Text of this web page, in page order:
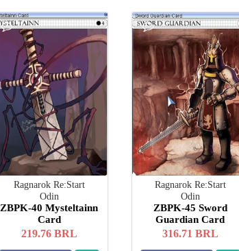
Ragnarok Re:Start
Odin
ZBPK-40 Mysteltainn
Card
219.76 BRL
Ragnarok Re:Start
Odin
ZBPK-45 Sword
Guardian Card
316.71 BRL